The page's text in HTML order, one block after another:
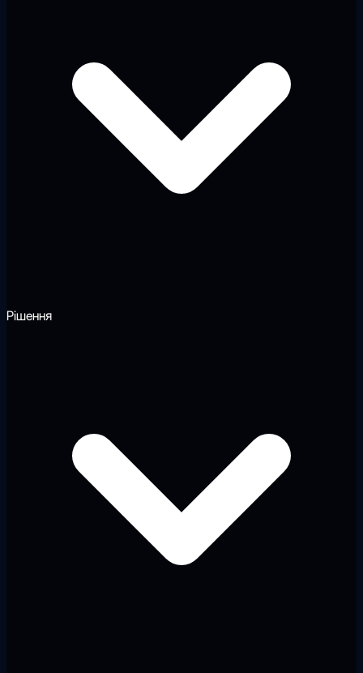
Рішення